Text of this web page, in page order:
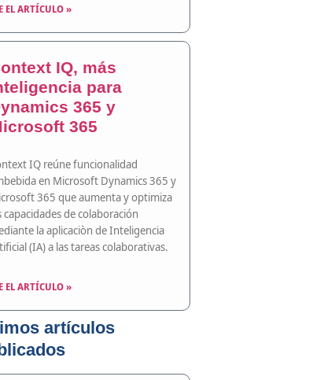
EL ARTÍCULO »
IQ, más
para
365 y
365
IQ reúne funcionalidad
en Microsoft Dynamics 365 y
365 que aumenta y optimiza
capacidades de colaboración
la aplicaciòn de Inteligencia
(IA) a las tareas colaborativas.
EL ARTÍCULO »
artículos